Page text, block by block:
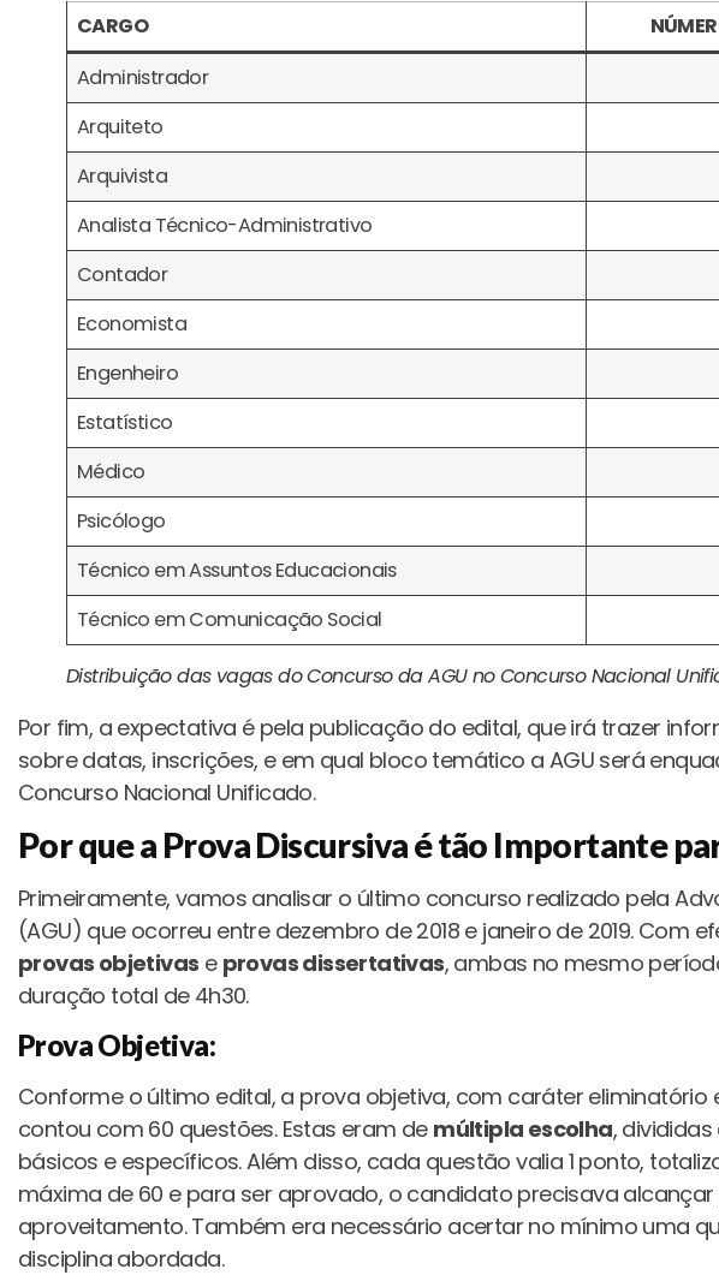
CARGO
Administrador
Arquiteto
Arquivista
Analista Técnico-Administrativo
Contador
Economista
Engenheiro
Estatístico
Médico
Psicólogo
Técnico em Assuntos Educacionais
Técnico em Comunicação Social
Distribuição das vagas do Concurso da AGU no Concurso Nacional
Por fim, a expectativa é pela publicação do edital, que irá trazer
sobre datas, inscrições, e em qual bloco temático a AGU será
Concurso Nacional Unificado.
Por que a Prova Discursiva é tão Importante
Primeiramente, vamos analisar o último concurso realizado pela
(AGU) que ocorreu entre dezembro de 2018 e janeiro de 2019. Com
provas objetivas e provas dissertativas, ambas no mesmo
duração total de 4h30.
Prova Objetiva:
Conforme o último edital, a prova objetiva, com caráter eliminatório
contou com 60 questões. Estas eram de múltipla escolha,
básicos e específicos. Além disso, cada questão valia 1 ponto,
máxima de 60 e para ser aprovado, o candidato precisava alcançar
aproveitamento. Também era necessário acertar no mínimo uma
disciplina abordada.